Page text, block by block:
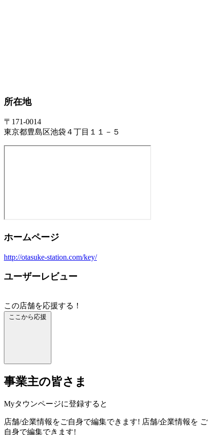
所在地
〒171-0014
東京都豊島区池袋４丁目１１－５
ホームページ
http://otasuke-station.com/key/
ユーザーレビュー
この店舗を応援する！
ここから応援
事業主の皆さま
Myタウンページに登録すると
店舗/企業情報をご自身で編集できます! 店舗/企業情報を ご
自身で編集できます!